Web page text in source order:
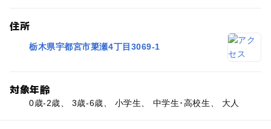
住所
栃木県宇都宮市簗瀬4丁目3069-1
対象年齢
0歳-2歳、 3歳-6歳、 小学生、 中学生･高校生、 大人